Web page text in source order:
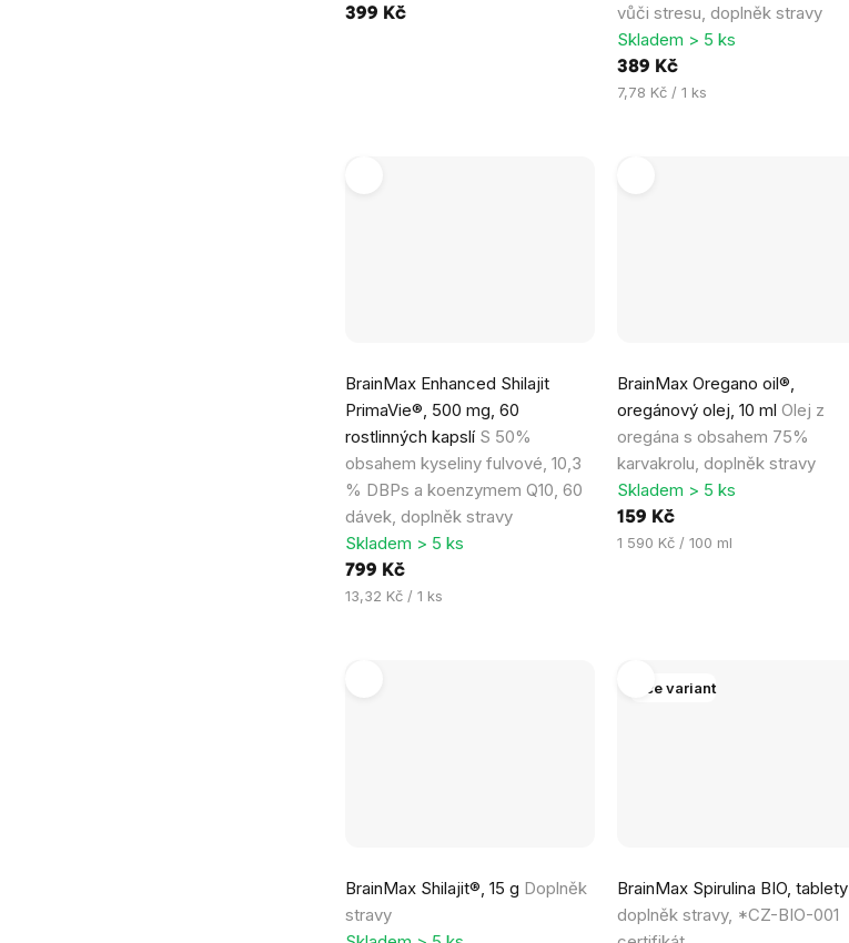
399 Kč
vůči stresu, doplněk stravy
Skladem > 5 ks
389 Kč
Měrná
7,78 Kč / 1 ks
BrainMax Enhanced Shilajit
PrimaVie®, 500 mg, 60
rostlinných kapslí S 50%
obsahem kyseliny fulvové, 10,3
% DBPs a koenzymem Q10, 60
dávek, doplněk stravy
Skladem > 5 ks
799 Kč
Měrná
13,32 Kč / 1 ks
BrainMax Oregano oil®,
oregánový olej, 10 mlOlej z
oregána s obsahem 75%
karvakrolu, doplněk stravy
Skladem > 5 ks
159 Kč
Měrná
1 590 Kč / 100 ml
BrainMax Shilajit®, 15 g Doplněk
stravy
Více variant
BrainMax Spirulina BIO, tablety
doplněk stravy, *CZ-BIO-001